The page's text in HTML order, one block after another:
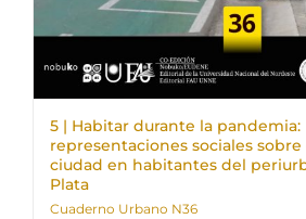
5 | Habitar durante la pandemia:
representaciones sociales sobre
ciudad en habitantes del
Plata
Cuaderno Urbano N36